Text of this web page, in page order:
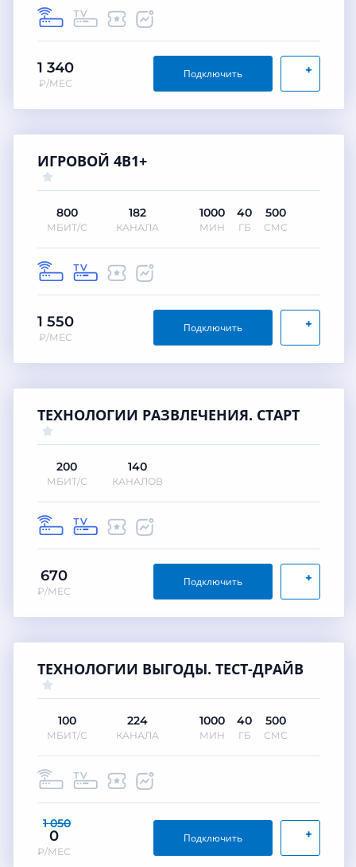
1 340
₽/МЕС
+
Подключить
ИГРОВОЙ 4В1+
800
МБИТ/С
182
КАНАЛА
1000
МИН
40
ГБ
500
СМС
1 550
₽/МЕС
+
Подключить
ТЕХНОЛОГИИ РАЗВЛЕЧЕНИЯ. СТАРТ
200
МБИТ/С
140
КАНАЛОВ
670
₽/МЕС
+
Подключить
ТЕХНОЛОГИИ ВЫГОДЫ. ТЕСТ-ДРАЙВ
100
МБИТ/С
224
КАНАЛА
1000
МИН
40
ГБ
500
СМС
1 050
0
₽/МЕС
+
Подключить